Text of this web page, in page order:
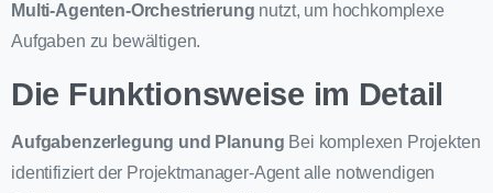
Multi-Agenten-Orchestrierung nutzt, um hochkomplexe
Aufgaben zu bewältigen.
Die Funktionsweise im Detail
Aufgabenzerlegung und Planung Bei komplexen Projekten
identifiziert der Projektmanager-Agent alle notwendigen